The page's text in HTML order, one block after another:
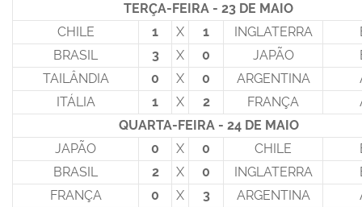
TERÇA-FEIRA - 23 DE MAIO
CHILE
1 X 1 INGLATERRA
BRASIL
3 X 0 JAPÃO
TAILÂNDIA
0 X 0 ARGENTINA
ITÁLIA
1 X 2 FRANÇA
QUARTA-FEIRA - 24 DE MAIO
JAPÃO
0 X 0 CHILE
BRASIL
2 X 0 INGLATERRA
FRANÇA
0 X 3 ARGENTINA